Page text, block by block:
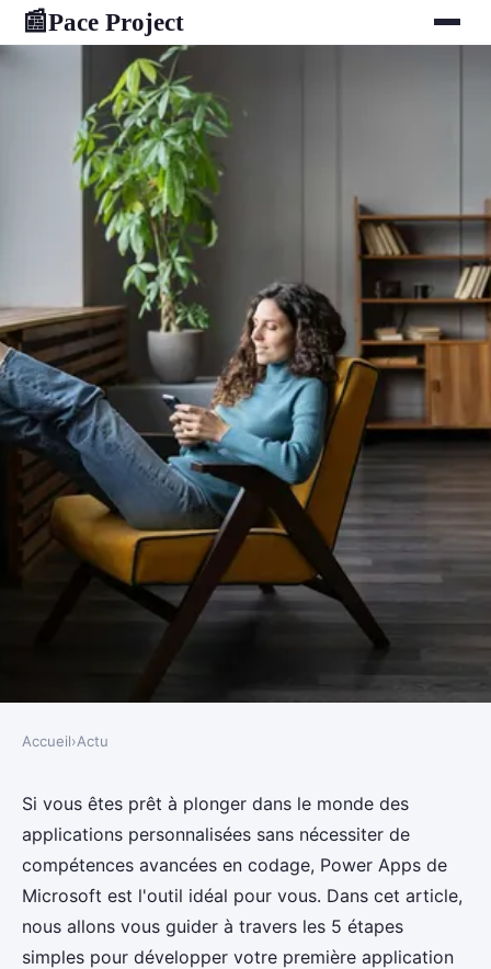
📰Pace Project
Développez votre première app
avec power apps en 5 étapes
simples
Owen •18 décembre 2024• 5 min de lecture
Accueil›Actu
Si vous êtes prêt à plonger dans le monde des
applications personnalisées sans nécessiter de
compétences avancées en codage, Power Apps de
Microsoft est l'outil idéal pour vous. Dans cet article,
nous allons vous guider à travers les 5 étapes
simples pour développer votre première application